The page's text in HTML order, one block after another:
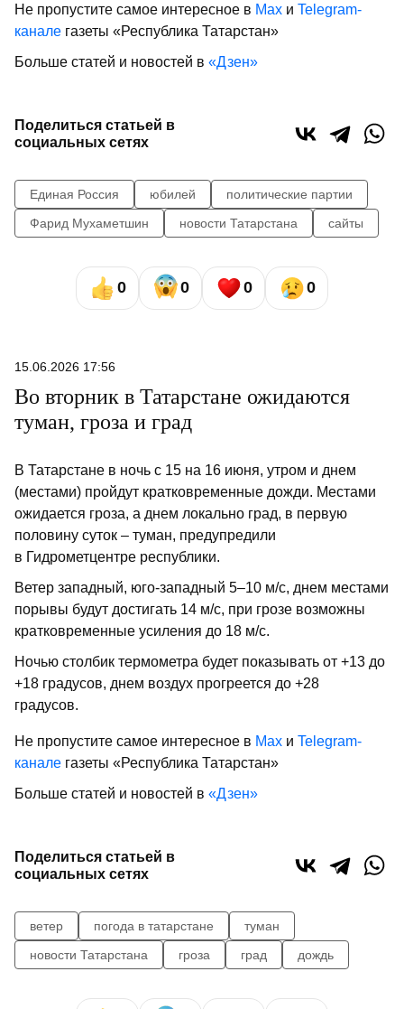
Не пропустите самое интересное в Max и Telegram-
канале газеты «Республика Татарстан»
Больше статей и новостей в «Дзен»
Поделиться статьей в
социальных сетях
Единая Россия юбилей
политические партии
Фарид Мухаметшин
новости Татарстана сайты
0 0 0 0
15.06.2026 17:56
Во вторник в Татарстане ожидаются
туман, гроза и град
В Татарстане в ночь с 15 на 16 июня, утром и днем
(местами) пройдут кратковременные дожди. Местами
ожидается гроза, а днем локально град, в первую
половину суток – туман, предупредили
в Гидрометцентре республики.
Ветер западный, юго-западный 5–10 м/с, днем местами
порывы будут достигать 14 м/с, при грозе возможны
кратковременные усиления до 18 м/с.
Ночью столбик термометра будет показывать от +13 до
+18 градусов, днем воздух прогреется до +28
градусов.
Не пропустите самое интересное в Max и Telegram-
канале газеты «Республика Татарстан»
Больше статей и новостей в «Дзен»
Поделиться статьей в
социальных сетях
ветер погода в татарстане
туман
новости Татарстана
гроза град дождь